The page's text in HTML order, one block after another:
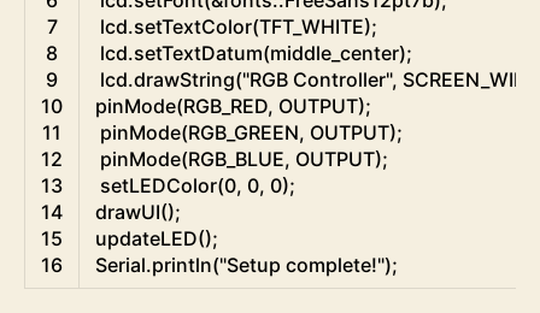
7
8
9
10
11
12
13
14
15
16
lcd.setTextColor(TFT_WHITE);
lcd.setTextDatum(middle_center);
lcd.drawString("RGB Controller",
pinMode(RGB_RED, OUTPUT);
pinMode(RGB_GREEN, OUTPUT);
pinMode(RGB_BLUE, OUTPUT);
setLEDColor(0, 0, 0);
drawUI();
updateLED();
Serial.println("Setup complete!");